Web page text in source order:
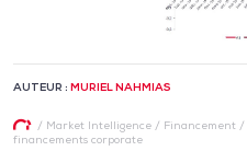
AUTEUR : MURIEL NAHMIAS
/ Market Intelligence/ Financement/
financements corporate